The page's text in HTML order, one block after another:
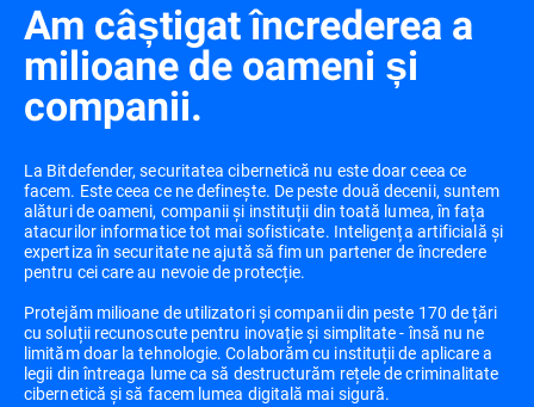
Am câștigat încrederea a
milioane de oameni și
companii.
La Bitdefender, securitatea cibernetică nu este doar ceea ce
facem. Este ceea ce ne definește. De peste două decenii, suntem
alături de oameni, companii și instituții din toată lumea, în fața
atacurilor informatice tot mai sofisticate. Inteligența artificială și
expertiza în securitate ne ajută să fim un partener de încredere
pentru cei care au nevoie de protecție.
Protejăm milioane de utilizatori și companii din peste 170 de țări
cu soluții recunoscute pentru inovație și simplitate - însă nu ne
limităm doar la tehnologie. Colaborăm cu instituții de aplicare a
legii din întreaga lume ca să destructurăm rețele de criminalitate
cibernetică și să facem lumea digitală mai sigură.